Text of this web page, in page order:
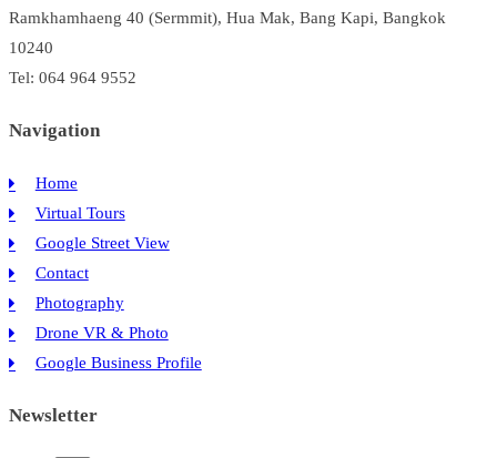
Ramkhamhaeng 40 (Sermmit), Hua Mak, Bang Kapi, Bangkok
10240
Tel: 064 964 9552
Navigation
Home
Virtual Tours
Google Street View
Contact
Photography
Drone VR & Photo
Google Business Profile
Newsletter